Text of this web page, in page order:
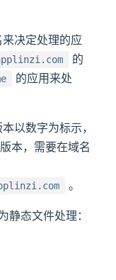
决定处理的应
的
的应用来处
以数字为标示，
本，需要在域名
。
静态文件处理：